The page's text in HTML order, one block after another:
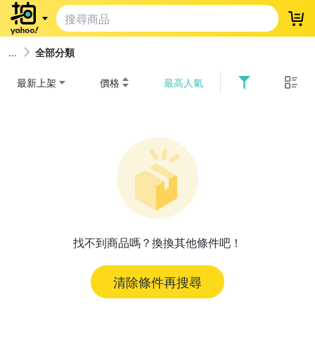
登
全部分類
最新上架 價格 最高人氣
找不到商品嗎？換換其他條件吧！
清除條件再搜尋